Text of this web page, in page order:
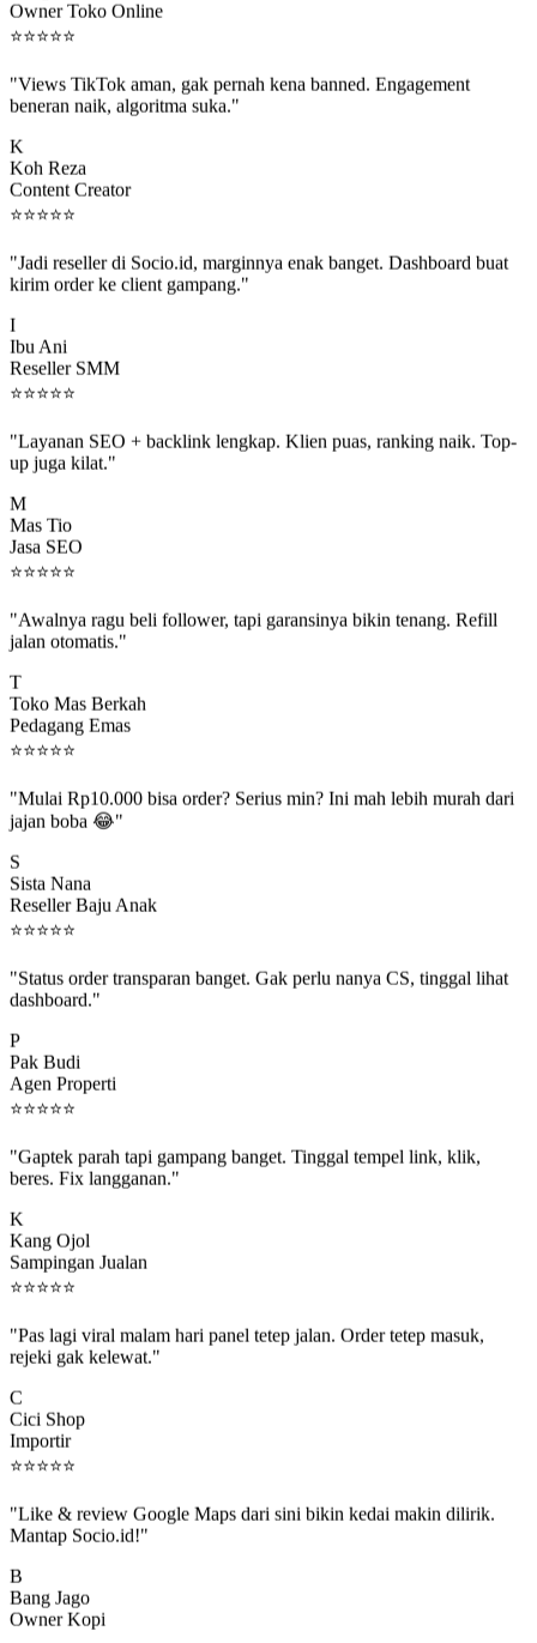
⭐⭐⭐⭐⭐
beneran naik, algoritma suka."
Koh Reza
Content Creator
⭐⭐⭐⭐⭐
kirim order ke client gampang."
Ibu Ani
Reseller SMM
⭐⭐⭐⭐⭐
up juga kilat."
Mas Tio
Jasa SEO
⭐⭐⭐⭐⭐
jalan otomatis."
Toko Mas Berkah
Pedagang Emas
⭐⭐⭐⭐⭐
jajan boba 😂"
Sista Nana
Reseller Baju Anak
⭐⭐⭐⭐⭐
dashboard."
Pak Budi
Agen Properti
⭐⭐⭐⭐⭐
beres. Fix langganan."
Kang Ojol
Sampingan Jualan
⭐⭐⭐⭐⭐
rejeki gak kelewat."
Cici Shop
Importir
⭐⭐⭐⭐⭐
Mantap Socio.id!"
Bang Jago
Owner Kopi